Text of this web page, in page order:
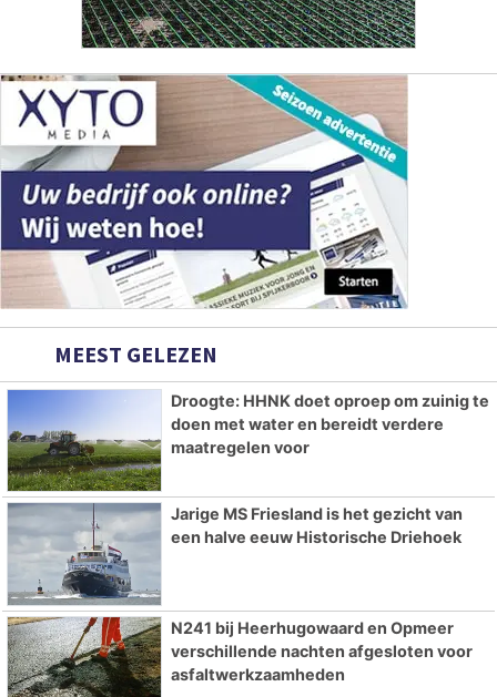
MEEST GELEZEN
Droogte: HHNK doet oproep om zuinig te
doen met water en bereidt verdere
maatregelen voor
Jarige MS Friesland is het gezicht van
een halve eeuw Historische Driehoek
N241 bij Heerhugowaard en Opmeer
verschillende nachten afgesloten voor
asfaltwerkzaamheden